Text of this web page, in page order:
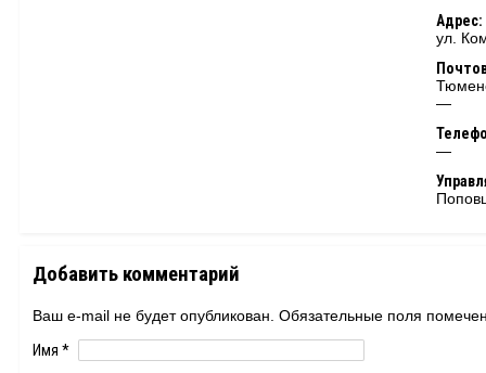
Адрес:
ул.
—
—
Добавить комментарий
Ваш e-mail не будет опубликован. Обязательные поля
Имя *